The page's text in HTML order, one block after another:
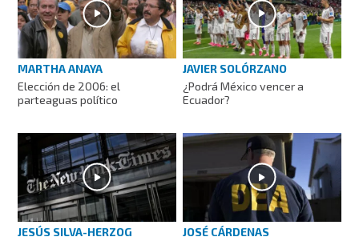
MARTHA ANAYA
Elección de 2006: el
parteaguas político
JAVIER SOLÓRZANO
¿Podrá México vencer a
Ecuador?
JESÚS SILVA-HERZOG
JOSÉ CÁRDENAS